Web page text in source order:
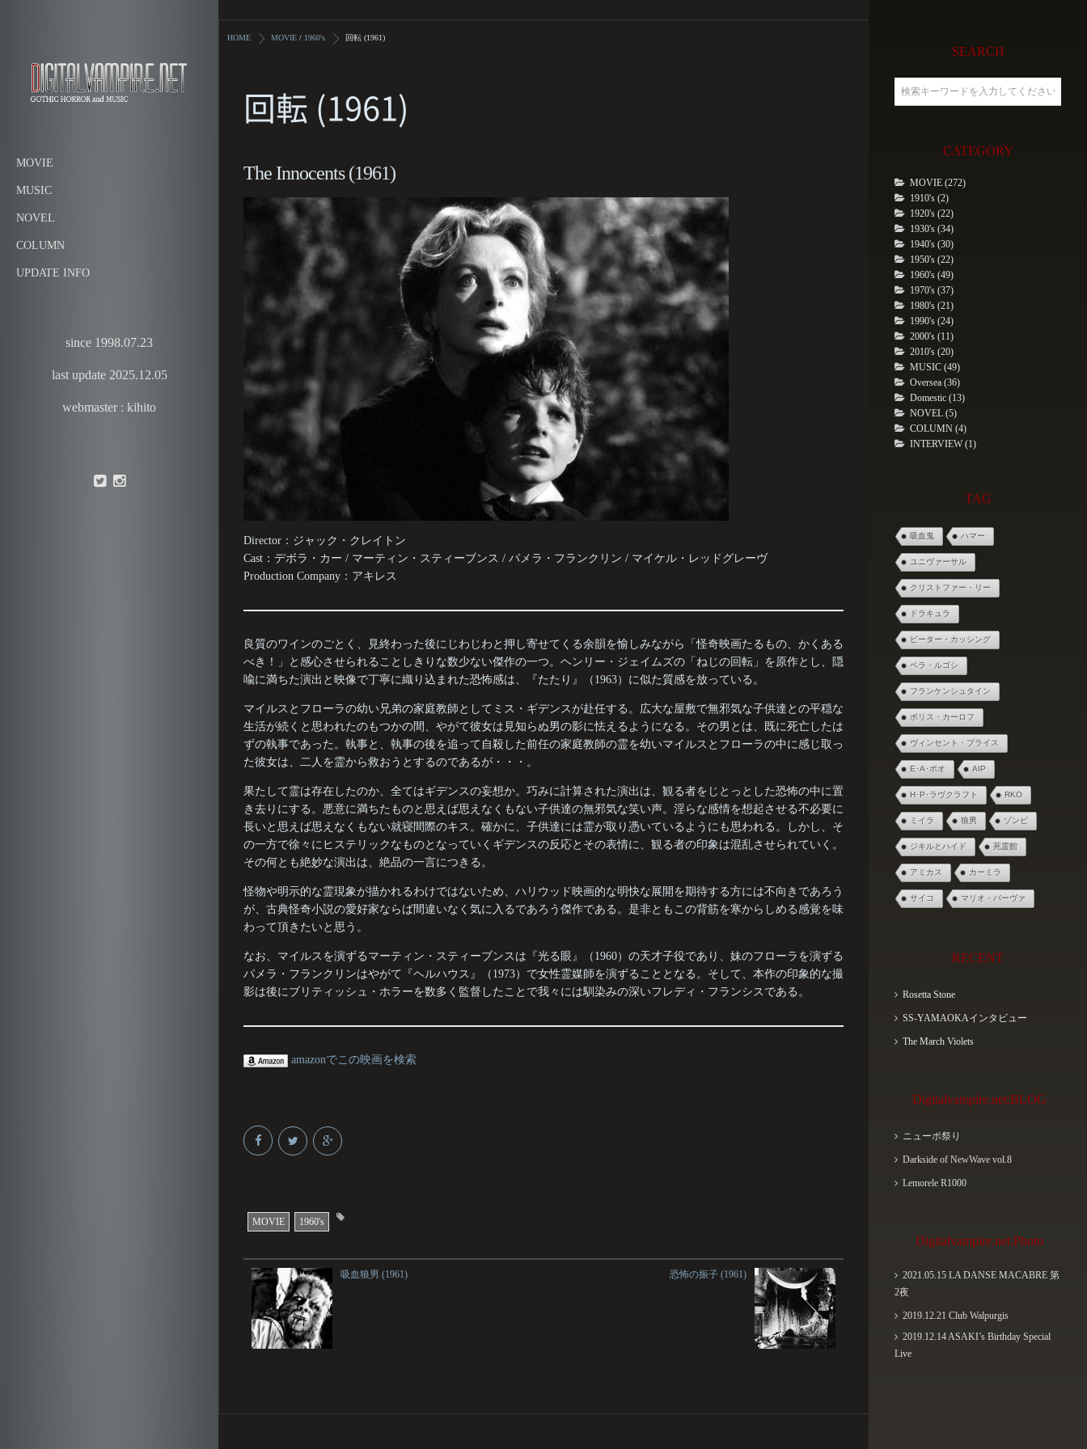
MOVIE
MUSIC
NOVEL
COLUMN
UPDATE INFO
since 1998.07.23
last update 2025.12.05
webmaster : kihito
HOME MOVIE / 1960's 回転 (1961)
回転 (1961)
The Innocents (1961)
Director：ジャック・クレイトン
Cast：デボラ・カー / マーティン・スティーブンス / パメラ・フランクリン / マイケル・レッドグレーヴ
Production Company：アキレス
良質のワインのごとく、見終わった後にじわじわと押し寄せてくる余韻を愉しみながら「怪奇映画たるもの、かくある
べき！」と感心させられることしきりな数少ない傑作の一つ。ヘンリー・ジェイムズの「ねじの回転」を原作とし、隠
喩に満ちた演出と映像で丁寧に織り込まれた恐怖感は、『たたり』（1963）に似た質感を放っている。
マイルスとフローラの幼い兄弟の家庭教師としてミス・ギデンスが赴任する。広大な屋敷で無邪気な子供達との平穏な
生活が続くと思われたのもつかの間、やがて彼女は見知らぬ男の影に怯えるようになる。その男とは、既に死亡したは
ずの執事であった。執事と、執事の後を追って自殺した前任の家庭教師の霊を幼いマイルスとフローラの中に感じ取っ
た彼女は、二人を霊から救おうとするのであるが・・・。
果たして霊は存在したのか、全てはギデンスの妄想か。巧みに計算された演出は、観る者をじとっとした恐怖の中に置
き去りにする。悪意に満ちたものと思えば思えなくもない子供達の無邪気な笑い声。淫らな感情を想起させる不必要に
長いと思えば思えなくもない就寝間際のキス。確かに、子供達には霊が取り憑いているようにも思われる。しかし、そ
の一方で徐々にヒステリックなものとなっていくギデンスの反応とその表情に、観る者の印象は混乱させられていく。
その何とも絶妙な演出は、絶品の一言につきる。
怪物や明示的な霊現象が描かれるわけではないため、ハリウッド映画的な明快な展開を期待する方には不向きであろう
が、古典怪奇小説の愛好家ならば間違いなく気に入るであろう傑作である。是非ともこの背筋を寒からしめる感覚を味
わって頂きたいと思う。
なお、マイルスを演ずるマーティン・スティーブンスは『光る眼』（1960）の天才子役であり、妹のフローラを演ずる
パメラ・フランクリンはやがて『ヘルハウス』（1973）で女性霊媒師を演ずることとなる。そして、本作の印象的な撮
影は後にブリティッシュ・ホラーを数多く監督したことで我々には馴染みの深いフレディ・フランシスである。
amazonでこの映画を検索
MOVIE 1960's
吸血狼男 (1961) 恐怖の振子 (1961)
SEARCH
CATEGORY
MOVIE (272)
1910's (2)
1920's (22)
1930's (34)
1940's (30)
1950's (22)
1960's (49)
1970's (37)
1980's (21)
1990's (24)
2000's (11)
2010's (20)
MUSIC (49)
Oversea (36)
Domestic (13)
NOVEL (5)
COLUMN (4)
INTERVIEW (1)
TAG
吸血鬼 ハマー
ユニヴァーサル
クリストファー・リー
ドラキュラ
ピーター・カッシング
ベラ・ルゴシ
フランケンシュタイン
ボリス・カーロフ
ヴィンセント・プライス
E･A･ポオ AIP
H･P･ラヴクラフト RKO
ミイラ 狼男 ゾンビ
ジキルとハイド 死霊館
アミカス カーミラ
サイコ マリオ・バーヴァ
RECENT
Rosetta Stone
SS-YAMAOKAインタビュー
The March Violets
Digitalvampire.net:BLOG
ニューポ祭り
Darkside of NewWave vol.8
Lemorele R1000
Digitalvampire.net:Photo
2021.05.15 LA DANSE MACABRE 第
2夜
2019.12.21 Club Walpurgis
2019.12.14 ASAKI’s Birthday Special
Live